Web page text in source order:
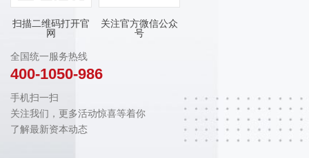
扫描二维码打开官
网
关注官方微信公众
号
全国统一服务热线
400-1050-986
手机扫一扫
关注我们，更多活动惊喜等着你
了解最新资本动态